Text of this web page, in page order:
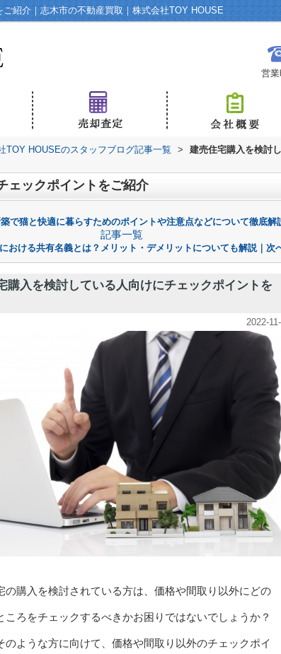
紹介｜志木市の不動産買取｜株式会社TOY HOUSE
営
TOY HOUSEのスタッフブログ記事一覧 >
建売住宅購入を検討
ェックポイントをご紹介
で猫と快適に暮らすためのポイントや注意点などについて徹底解
記事一覧
おける共有名義とは？メリット・デメリットについても解説｜次
購入を検討している人向けにチェックポイントを
2022-
の購入を検討されている方は、価格や間取り以外にどの
ころをチェックするべきかお困りではないでしょうか？
のような方に向けて、価格や間取り以外のチェックポイ